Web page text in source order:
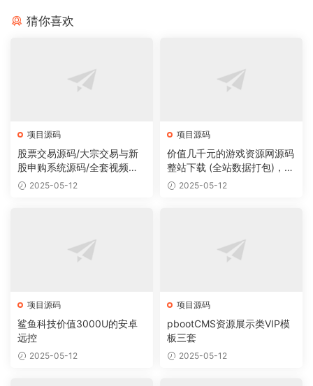
猜你喜欢
项目源码
股票交易源码/大宗交易与新
股申购系统源码/全套视频教
程 2025-05-12
项目源码
价值几千元的游戏资源网源码
整站下载 (全站数据打包)，数
据里面有200多个宝贝。
2025-05-12
项目源码
鲨鱼科技价值3000U的安卓
远控
2025-05-12
项目源码
pbootCMS资源展示类VIP模
板三套
2025-05-12